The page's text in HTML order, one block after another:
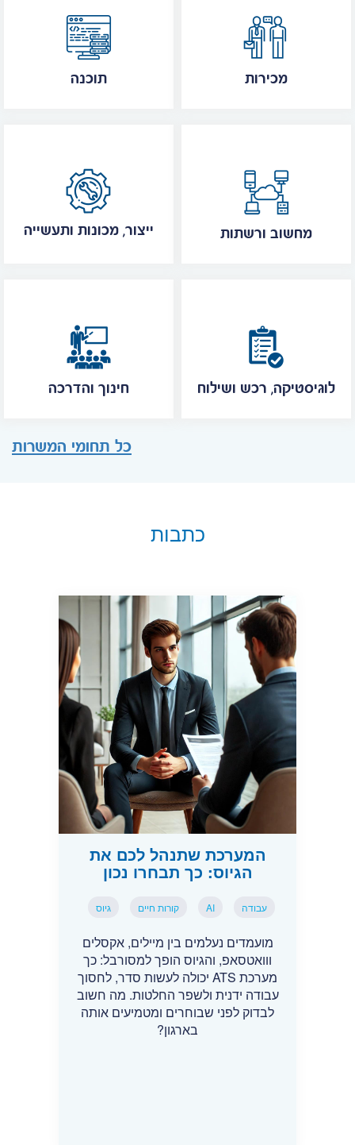
תוכנה מכירות
ייצור, מכונות ותעשייה מחשוב ורשתות
חינוך והדרכה לוגיסטיקה, רכש ושילוח
כל תחומי המשרות
כתבות
המערכת שתנהל לכם את
הגיוס: כך תבחרו נכון
עבודה AI קורות חיים גיוס
מועמדים נעלמים בין מיילים, אקסלים
ווואטסאפ, והגיוס הופך למסורבל: כך
מערכת ATS יכולה לעשות סדר, לחסוך
עבודה ידנית ולשפר החלטות. מה חשוב
לבדוק לפני שבוחרים ומטמיעים אותה
בארגון?